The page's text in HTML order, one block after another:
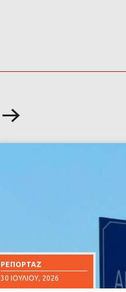
ΡΕΠΟΡΤΆΖ
30 ΙΟΥΛΊΟΥ, 2026